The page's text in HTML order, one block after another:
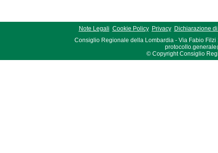
Note Legali Cookie Policy Privacy
Dichiarazione
Consiglio Regionale della Lombardia - Via Fabio Filzi
© Copyright Consiglio